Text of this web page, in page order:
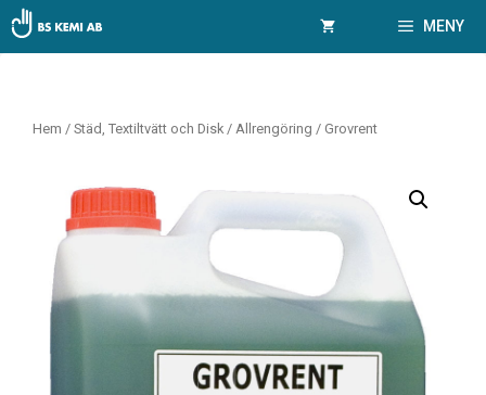
Hoppa
till
innehåll
MENY
Hem / Städ, Textiltvätt och Disk / Allrengöring / Grovrent